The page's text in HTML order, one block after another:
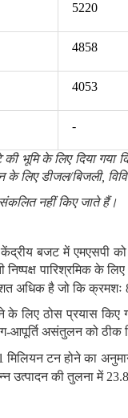
5220
4858
4053
-
भूमि के लिए दिया गया
लिए डीजल/बिजली,
नहीं किए जाते हैं।
केंद्रीय बजट में
पारिश्रमिक के
अधिक है जो किक्रमशः
के लिए ठोस प्रयास
आपूर्ति असंतुलन को ठीक
मिलियन टन होने का
उत्पादन की तुलना में